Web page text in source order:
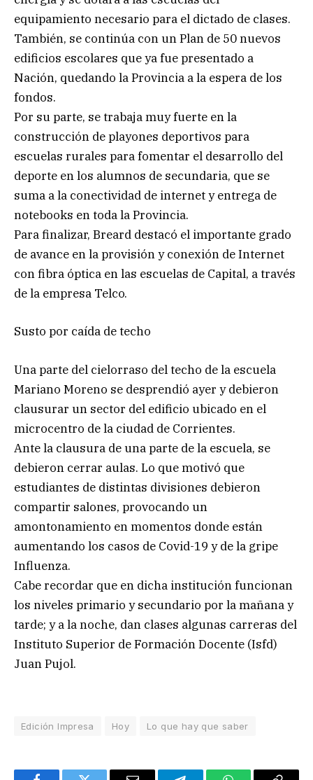
equipamiento necesario para el dictado de clases.
También, se continúa con un Plan de 50 nuevos
edificios escolares que ya fue presentado a
Nación, quedando la Provincia a la espera de los
fondos.
Por su parte, se trabaja muy fuerte en la
construcción de playones deportivos para
escuelas rurales para fomentar el desarrollo del
deporte en los alumnos de secundaria, que se
suma a la conectividad de internet y entrega de
notebooks en toda la Provincia.
Para finalizar, Breard destacó el importante grado
de avance en la provisión y conexión de Internet
con fibra óptica en las escuelas de Capital, a través
de la empresa Telco.
Susto por caída de techo
Una parte del cielorraso del techo de la escuela
Mariano Moreno se desprendió ayer y debieron
clausurar un sector del edificio ubicado en el
microcentro de la ciudad de Corrientes.
Ante la clausura de una parte de la escuela, se
debieron cerrar aulas. Lo que motivó que
estudiantes de distintas divisiones debieron
compartir salones, provocando un
amontonamiento en momentos donde están
aumentando los casos de Covid-19 y de la gripe
Influenza.
Cabe recordar que en dicha institución funcionan
los niveles primario y secundario por la mañana y
tarde; y a la noche, dan clases algunas carreras del
Instituto Superior de Formación Docente (Isfd)
Juan Pujol.
Edición Impresa Hoy Lo que hay que saber